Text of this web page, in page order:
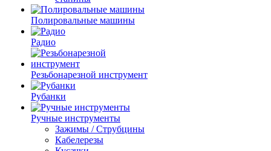
Полировальные машины
Радио
Резьбонарезной инструмент
Рубанки
Ручные инструменты
Зажимы / Струбцины
Кабелерезы